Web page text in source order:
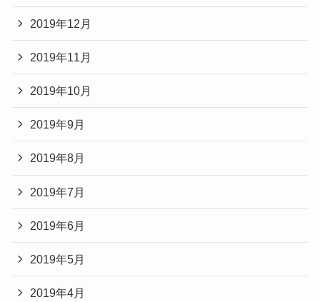
2019年12月
2019年11月
2019年10月
2019年9月
2019年8月
2019年7月
2019年6月
2019年5月
2019年4月